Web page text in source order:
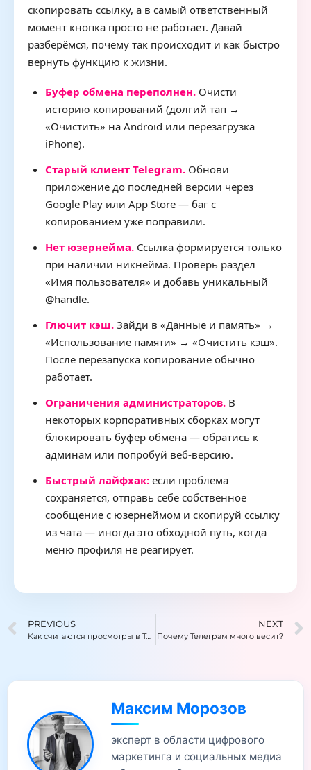
скопировать ссылку, а в самый ответственный
момент кнопка просто не работает. Давай
разберёмся, почему так происходит и как быстро
вернуть функцию к жизни.
Буфер обмена переполнен. Очисти
историю копирований (долгий тап →
«Очистить» на Android или перезагрузка
iPhone).
Старый клиент Telegram. Обнови
приложение до последней версии через
Google Play или App Store — баг с
копированием уже поправили.
Нет юзернейма. Ссылка формируется только
при наличии никнейма. Проверь раздел
«Имя пользователя» и добавь уникальный
@handle.
Глючит кэш. Зайди в «Данные и память» →
«Использование памяти» → «Очистить кэш».
После перезапуска копирование обычно
работает.
Ограничения администраторов. В
некоторых корпоративных сборках могут
блокировать буфер обмена — обратись к
админам или попробуй веб‑версию.
Быстрый лайфхак: если проблема
сохраняется, отправь себе собственное
сообщение с юзернеймом и скопируй ссылку
из чата — иногда это обходной путь, когда
меню профиля не реагирует.
PREVIOUS
Как считаются просмотры в Телеграм
NEXT
Почему Телеграм много весит?
Максим Морозов
эксперт в области цифрового
маркетинга и социальных медиа